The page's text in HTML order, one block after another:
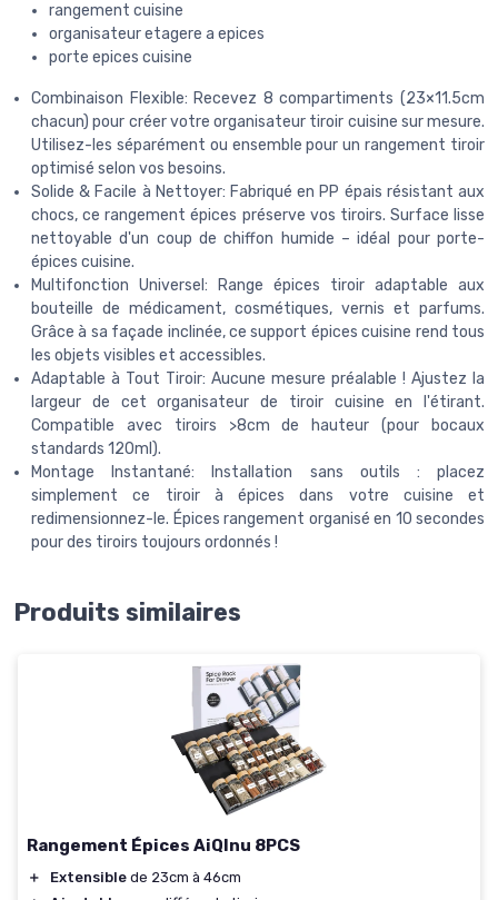
rangement cuisine
organisateur etagere a epices
porte epices cuisine
Combinaison Flexible: Recevez 8 compartiments (23×11.5cm
chacun) pour créer votre organisateur tiroir cuisine sur mesure.
Utilisez-les séparément ou ensemble pour un rangement tiroir
optimisé selon vos besoins.
Solide & Facile à Nettoyer: Fabriqué en PP épais résistant aux
chocs, ce rangement épices préserve vos tiroirs. Surface lisse
nettoyable d'un coup de chiffon humide – idéal pour porte-
épices cuisine.
Multifonction Universel: Range épices tiroir adaptable aux
bouteille de médicament, cosmétiques, vernis et parfums.
Grâce à sa façade inclinée, ce support épices cuisine rend tous
les objets visibles et accessibles.
Adaptable à Tout Tiroir: Aucune mesure préalable ! Ajustez la
largeur de cet organisateur de tiroir cuisine en l'étirant.
Compatible avec tiroirs >8cm de hauteur (pour bocaux
standards 120ml).
Montage Instantané: Installation sans outils : placez
simplement ce tiroir à épices dans votre cuisine et
redimensionnez-le. Épices rangement organisé en 10 secondes
pour des tiroirs toujours ordonnés !
Produits similaires
Rangement Épices AiQInu 8PCS
＋ Extensible de 23cm à 46cm